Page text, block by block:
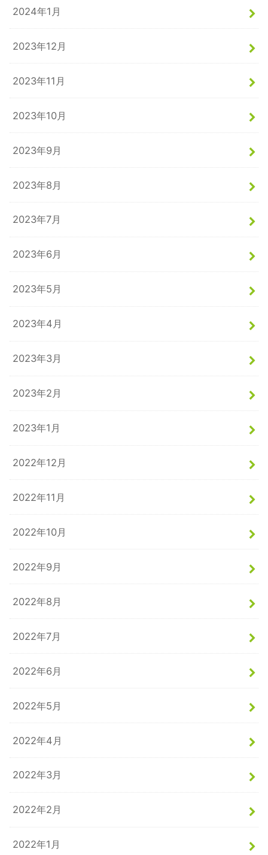
2024年1月
2023年12月
2023年11月
2023年10月
2023年9月
2023年8月
2023年7月
2023年6月
2023年5月
2023年4月
2023年3月
2023年2月
2023年1月
2022年12月
2022年11月
2022年10月
2022年9月
2022年8月
2022年7月
2022年6月
2022年5月
2022年4月
2022年3月
2022年2月
2022年1月